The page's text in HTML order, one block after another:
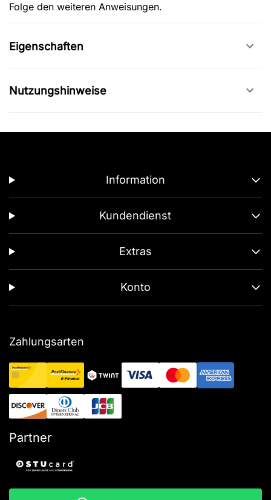
Folge den weiteren Anweisungen.
Eigenschaften
Nutzungshinweise
Information
Kundendienst
Extras
Konto
Zahlungsarten
Partner